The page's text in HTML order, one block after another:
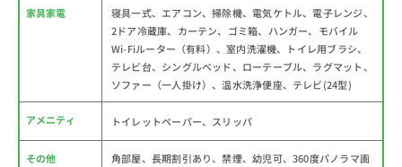
家具家電
寝具一式、エアコン、掃除機、電気ケトル、電子レンジ、
2ドア冷蔵庫、カーテン、ゴミ箱、ハンガー、モバイル
Wi-Fiルーター（有料）、室内洗濯機、トイレ用ブラシ、
テレビ台、シングルベッド、ローテーブル、ラグマット、
ソファー（一人掛け）、温水洗浄便座、テレビ(24型)
アメニティ トイレットペーパー、スリッパ
その他
角部屋、長期割引あり、禁煙、幼児可、360度パノラマ画